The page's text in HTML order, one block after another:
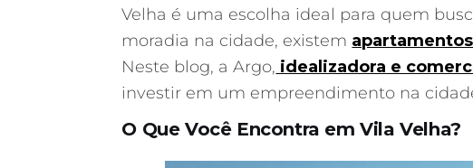
Velha é uma escolha ideal para quem
moradia na cidade, existem
Neste blog, a Argo, idealizadora e
investir em um empreendimento na
O Que Você Encontra em Vila Velha?